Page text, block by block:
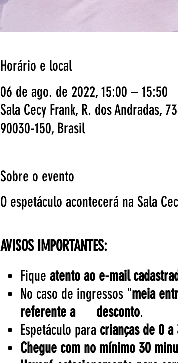
Horário e local
06 de ago. de 2022, 15:00 – 15:50
Sala Cecy Frank, R. dos Andradas,
90030-150, Brasil
Sobre o evento
O espetáculo acontecerá na Sala
AVISOS IMPORTANTES:
Fique atento ao e-mail
No caso de ingressos "meia
referente a desconto.
Espetáculo para crianças de 0 a
Chegue com no mínimo 30